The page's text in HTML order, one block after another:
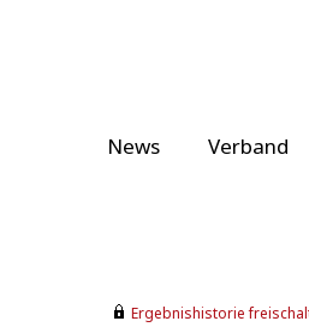
News Verband
Ergebnishistorie